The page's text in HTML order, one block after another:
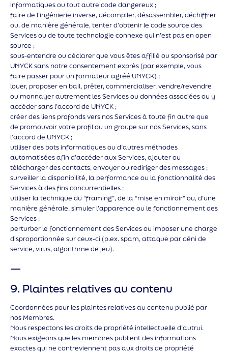
informatiques ou tout autre code dangereux ;
faire de l’ingénierie inverse, décompiler, désassembler, déchiffrer
ou, de manière générale, tenter d’obtenir le code source des
Services ou de toute technologie connexe qui n’est pas en open
source ;
sous-entendre ou déclarer que vous êtes affilié ou sponsorisé par
UNYCK sans notre consentement exprès (par exemple, vous
faire passer pour un formateur agréé UNYCK) ;
louer, proposer en bail, prêter, commercialiser, vendre/revendre
ou monnayer autrement les Services ou données associées ou y
accéder sans l’accord de UNYCK ;
créer des liens profonds vers nos Services à toute fin autre que
de promouvoir votre profil ou un groupe sur nos Services, sans
l’accord de UNYCK ;
utiliser des bots informatiques ou d’autres méthodes
automatisées afin d’accéder aux Services, ajouter ou
télécharger des contacts, envoyer ou rediriger des messages ;
surveiller la disponibilité, la performance ou la fonctionnalité des
Services à des fins concurrentielles ;
utiliser la technique du “framing”, de la “mise en miroir” ou, d’une
manière générale, simuler l’apparence ou le fonctionnement des
Services ;
perturber le fonctionnement des Services ou imposer une charge
disproportionnée sur ceux-ci (p.ex. spam, attaque par déni de
service, virus, algorithme de jeu).
—
9. Plaintes relatives au contenu
Coordonnées pour les plaintes relatives au contenu publié par
nos Membres.
Nous respectons les droits de propriété intellectuelle d’autrui.
Nous exigeons que les membres publient des informations
exactes qui ne contreviennent pas aux droits de propriété